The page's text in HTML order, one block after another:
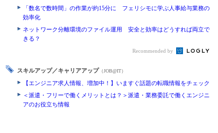
「数名で数時間」の作業が約15分に フェリシモに学ぶ人事給与業務の
効率化
ネットワーク分離環境のファイル運用 安全と効率はどうすれば両立で
きる？
Recommended by
スキルアップ／キャリアアップ （JOB@IT）
【エンジニア求人情報、増加中！】いますぐ話題の転職情報をチェック
＜派遣・フリーで働くメリットとは？＞派遣・業務委託で働くエンジニ
アのお役立ち情報